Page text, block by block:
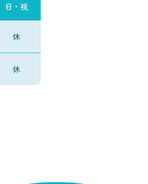
日・祝
休
休